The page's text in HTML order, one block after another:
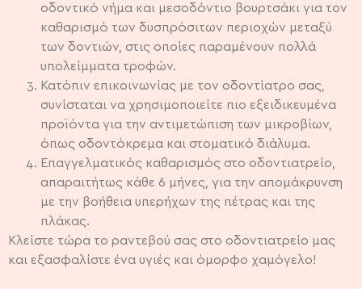
οδοντικό νήμα και μεσοδόντιο βουρτσάκι για τον
καθαρισμό των δυσπρόσιτων περιοχών μεταξύ
των δοντιών, στις οποίες παραμένουν πολλά
υπολείμματα τροφών.
Κατόπιν επικοινωνίας με τον οδοντίατρο σας,
συνίσταται να χρησιμοποιείτε πιο εξειδικευμένα
προϊόντα για την αντιμετώπιση των μικροβίων,
όπως οδοντόκρεμα και στοματικό διάλυμα.
Επαγγελματικός καθαρισμός στο οδοντιατρείο,
απαραιτήτως κάθε 6 μήνες, για την απομάκρυνση
με την βοήθεια υπερήχων της πέτρας και της
πλάκας.
Κλείστε τώρα το ραντεβού σας στο οδοντιατρείο μας
και εξασφαλίστε ένα υγιές και όμορφο χαμόγελο!